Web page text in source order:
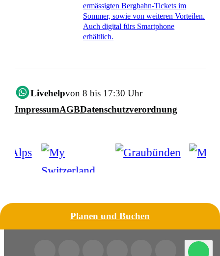
ermässigten Bergbahn-Tickets im
Sommer, sowie von weiteren Vorteilen.
Auch digital fürs Smartphone
erhältlich.
Livehelpvon 8 bis 17:30 Uhr
ImpressumAGBDatenschutzverordnung
Planen und Buchen